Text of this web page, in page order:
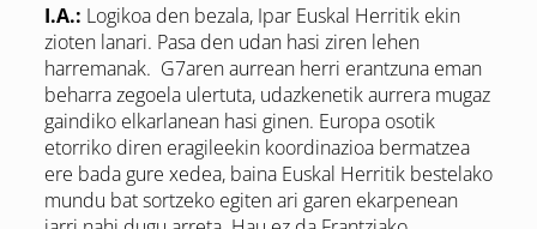
I.A.: Logikoa den bezala, Ipar Euskal Herritik ekin
zioten lanari. Pasa den udan hasi ziren lehen
harremanak. G7aren aurrean herri erantzuna eman
beharra zegoela ulertuta, udazkenetik aurrera mugaz
gaindiko elkarlanean hasi ginen. Europa osotik
etorriko diren eragileekin koordinazioa bermatzea
ere bada gure xedea, baina Euskal Herritik bestelako
mundu bat sortzeko egiten ari garen ekarpenean